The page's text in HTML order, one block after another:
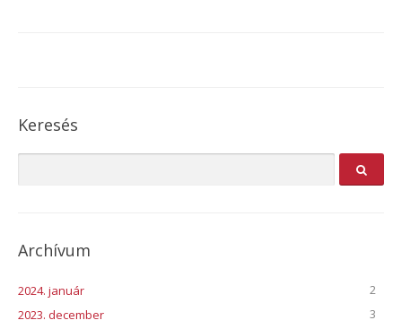
Keresés
Archívum
2024. január
2
2023. december
3